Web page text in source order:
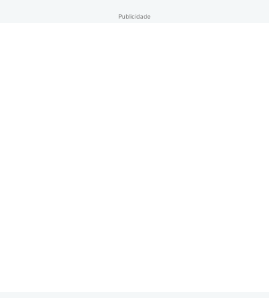
Publicidade